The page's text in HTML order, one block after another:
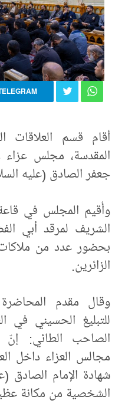
أقام قسم العلاقات
المقدسة، مجلس عزاء
جعفر الصادق (عليه
وأُقيم المجلس في
الشريف لمرقد أبي
بحضور عدد من
الزائرين.
وقال مقدم
للتبليغ الحسيني في
الصاحب الطائي: إنّ
مجالس العزاء داخل
شهادة الإمام الصادق
الشخصية من مكانة